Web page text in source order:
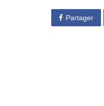
Partager